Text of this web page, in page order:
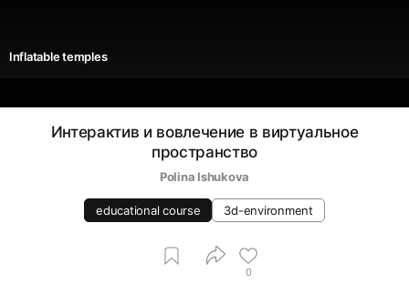
Inflatable temples
Интерактив и вовлечение в виртуальное
пространство
Polina Ishukova
educational course 3d-environment
0